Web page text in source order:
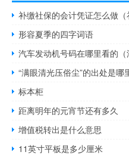
补缴社保的会计凭证怎么做（
形容夏季的四字词语
汽车发动机号码在哪里看的（
“满眼清光压俗尘”的出处是哪
标本柜
距离明年的元宵节还有多久
增值税转出是什么意思
11英寸平板是多少厘米